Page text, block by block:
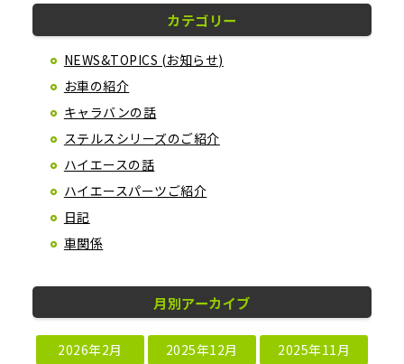
カテゴリー
NEWS&TOPICS (お知らせ)
お車の紹介
キャラバンの話
ステルスシリーズのご紹介
ハイエースの話
ハイエースパーツご紹介
日記
車関係
月別アーカイブ
2026年2月 2025年12月
2025年11月